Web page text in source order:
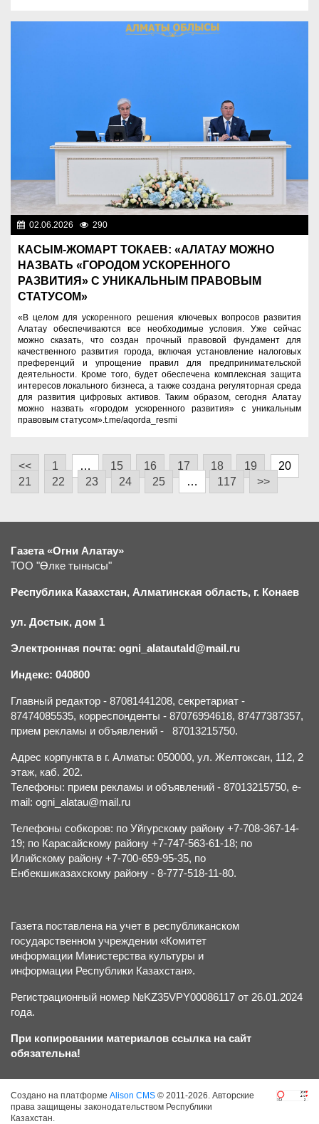
02.06.2026 290
КАСЫМ-ЖОМАРТ ТОКАЕВ: «АЛАТАУ МОЖНО
НАЗВАТЬ «ГОРОДОМ УСКОРЕННОГО
РАЗВИТИЯ» С УНИКАЛЬНЫМ ПРАВОВЫМ
СТАТУСОМ»
«В целом для ускоренного решения ключевых вопросов развития
Алатау обеспечиваются все необходимые условия. Уже сейчас
можно сказать, что создан прочный правовой фундамент для
качественного развития города, включая установление налоговых
преференций и упрощение правил для предпринимательской
деятельности. Кроме того, будет обеспечена комплексная защита
интересов локального бизнеса, а также создана регуляторная среда
для развития цифровых активов. Таким образом, сегодня Алатау
можно назвать «городом ускоренного развития» с уникальным
правовым статусом».t.me/aqorda_resmi
<< 1 … 15 16 17 18 19
20
21
22 23 24 25 … 117 >>
Газета «Огни Алатау»
ТОО "Өлке тынысы"
Республика Казахстан, Алматинская область, г. Конаев
ул. Достык, дом 1
Электронная почта: ogni_alatautald@mail.ru
Индекс: 040800
Главный редактор - 87081441208, секретариат -
87474085535, корреспонденты - 87076994618, 87477387357,
прием рекламы и объявлений - 87013215750.
Адрес корпункта в г. Алматы: 050000, ул. Желтоксан, 112, 2
этаж, каб. 202.
Телефоны: прием рекламы и объявлений - 87013215750, e-
mail: ogni_alatau@mail.ru
Телефоны собкоров: по Уйгурскому району +7-708-367-14-
19; по Карасайскому району +7-747-563-61-18; по
Илийскому району +7-700-659-95-35, по
Енбекшиказахскому району - 8-777-518-11-80.
Газета поставлена на учет в республиканском
государственном учреждении «Комитет
информации Министерства культуры и
информации Республики Казахстан».
Регистрационный номер №KZ35VPY00086117 от 26.01.2024
года.
При копировании материалов ссылка на сайт
обязательна!
Создано на платформе Alison CMS © 2011-2026. Авторские
права защищены законодательством Республики
Казахстан.